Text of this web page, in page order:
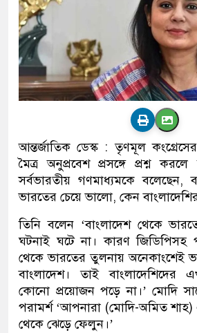
আন্তর্জাতিক ডেস্ক : তৃণমূল
মৈত্র অনুপ্রবেশ প্রসঙ্গে প্রশ্ন করলে
সর্বভারতীয় গণমাধ্যমকে বলেছেন,
ভারতের চেয়ে ভালো, কেন
তিনি বলেন ‘বাংলাদেশ থেকে
ঘটনাই ঘটে না। কারণ জিডিপিসহ
থেকে ভারতের তুলনায় অনেকাংশেই
বাংলাদেশ। তাই
কোনো প্রয়োজন পড়ে না।’ মোদি
পরামর্শ ‘আপনারা (মোদি-অমিত শাহ)
থেকে ঝেড়ে ফেলুন।’